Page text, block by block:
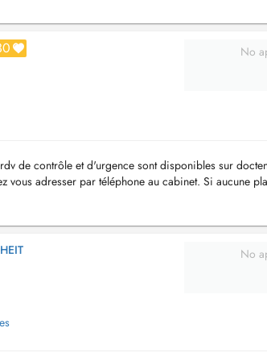
No
de contrôle et d'urgence sont disponibles sur
vous adresser par téléphone au cabinet. Si aucune
cabin...
No